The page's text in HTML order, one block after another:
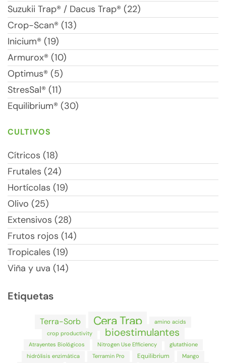
Suzukii Trap® / Dacus Trap® (22)
Crop-Scan® (13)
Inicium® (19)
Armurox® (10)
Optimus® (5)
StresSal® (11)
Equilibrium® (30)
CULTIVOS
Cítricos (18)
Frutales (24)
Hortícolas (19)
Olivo (25)
Extensivos (28)
Frutos rojos (14)
Tropicales (19)
Viña y uva (14)
Etiquetas
Terra-Sorb Cera Trap
amino acids
crop productivity
bioestimulantes
Atrayentes Biológicos Nitrogen Use Efficiency
glutathione
hidrólisis enzimática
Terramin Pro Equilibrium
Mango